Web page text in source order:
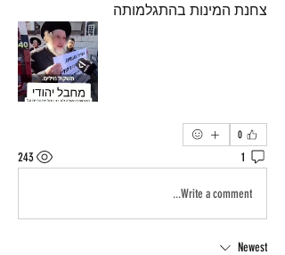
צחנת המינות בהתגלמותה
0
1
243
Write a comment...
Newest